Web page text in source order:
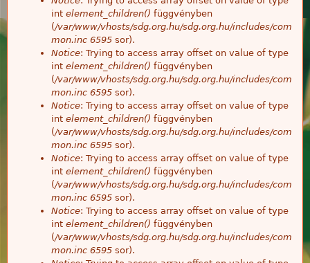
int element_children() függvényben
(/var/www/vhosts/sdg.org.hu/sdg.org.hu/includes/com
mon.inc 6595 sor).
Notice: Trying to access array offset on value of type
int element_children() függvényben
(/var/www/vhosts/sdg.org.hu/sdg.org.hu/includes/com
mon.inc 6595 sor).
Notice: Trying to access array offset on value of type
int element_children() függvényben
(/var/www/vhosts/sdg.org.hu/sdg.org.hu/includes/com
mon.inc 6595 sor).
Notice: Trying to access array offset on value of type
int element_children() függvényben
(/var/www/vhosts/sdg.org.hu/sdg.org.hu/includes/com
mon.inc 6595 sor).
Notice: Trying to access array offset on value of type
int element_children() függvényben
(/var/www/vhosts/sdg.org.hu/sdg.org.hu/includes/com
mon.inc 6595 sor).